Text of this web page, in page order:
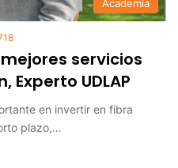
Academia
servicios
UDLAP
en invertir en fibra
plazo,…